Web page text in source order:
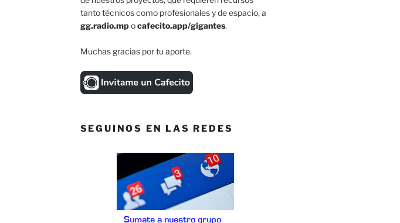
tanto técnicos como profesionales y de espacio, a
gg.radio.mpocafecito.app/gigantes.
Muchas gracias por tu aporte.
SEGUINOS EN LAS REDES